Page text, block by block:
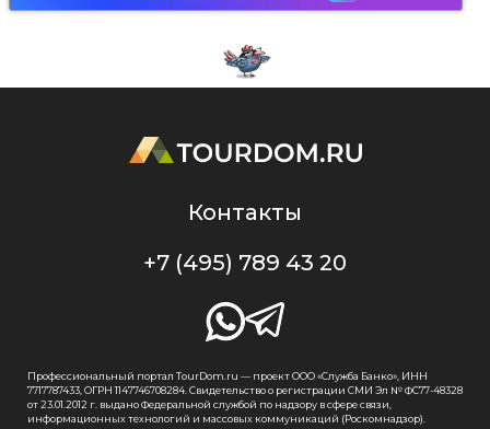
Контакты
+7 (495) 789 43 20
Профессиональный портал TourDom.ru — проект ООО «Служба Банко», ИНН
7717787433, ОГРН 1147746708284. Свидетельство о регистрации СМИ Эл № ФС77-48328
от 23.01.2012 г. выдано Федеральной службой по надзору в сфере связи,
информационных технологий и массовых коммуникаций (Роскомнадзор).